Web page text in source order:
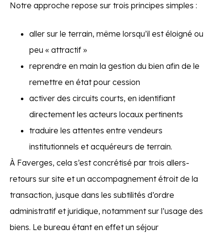
Notre approche repose sur trois principes simples :
aller sur le terrain, même lorsqu’il est éloigné ou
peu « attractif »
reprendre en main la gestion du bien afin de le
remettre en état pour cession
activer des circuits courts, en identifiant
directement les acteurs locaux pertinents
traduire les attentes entre vendeurs
institutionnels et acquéreurs de terrain.
À Faverges, cela s’est concrétisé par trois allers-
retours sur site et un accompagnement étroit de la
transaction, jusque dans les subtilités d’ordre
administratif et juridique, notamment sur l’usage des
biens. Le bureau étant en effet un séjour